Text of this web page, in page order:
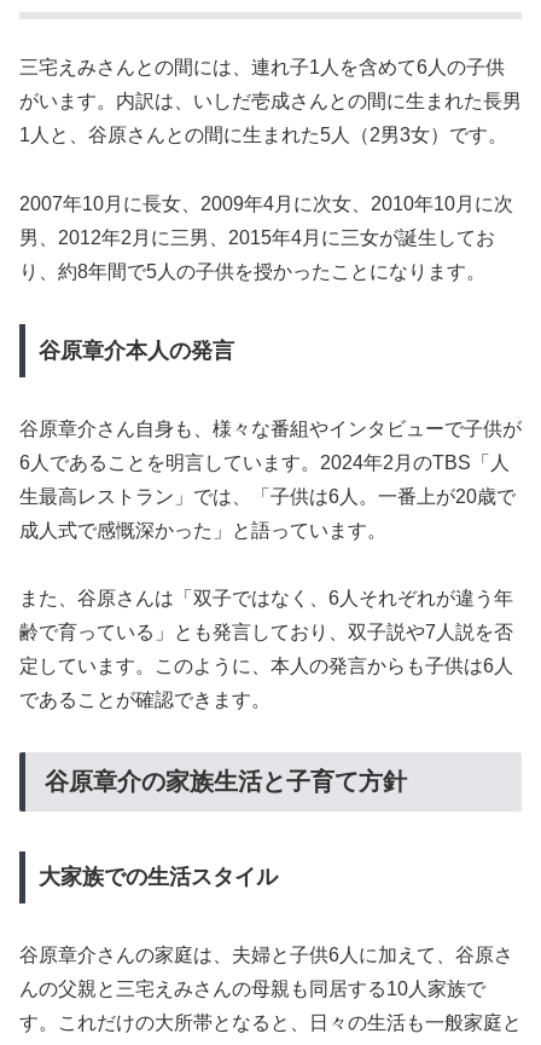
三宅えみさんとの間には、連れ子1人を含めて6人の子供
がいます。内訳は、いしだ壱成さんとの間に生まれた長男
1人と、谷原さんとの間に生まれた5人（2男3女）です。
2007年10月に長女、2009年4月に次女、2010年10月に次
男、2012年2月に三男、2015年4月に三女が誕生してお
り、約8年間で5人の子供を授かったことになります。
谷原章介本人の発言
谷原章介さん自身も、様々な番組やインタビューで子供が
6人であることを明言しています。2024年2月のTBS「人
生最高レストラン」では、「子供は6人。一番上が20歳で
成人式で感慨深かった」と語っています。
また、谷原さんは「双子ではなく、6人それぞれが違う年
齢で育っている」とも発言しており、双子説や7人説を否
定しています。このように、本人の発言からも子供は6人
であることが確認できます。
谷原章介の家族生活と子育て方針
大家族での生活スタイル
谷原章介さんの家庭は、夫婦と子供6人に加えて、谷原さ
んの父親と三宅えみさんの母親も同居する10人家族で
す。これだけの大所帯となると、日々の生活も一般家庭と